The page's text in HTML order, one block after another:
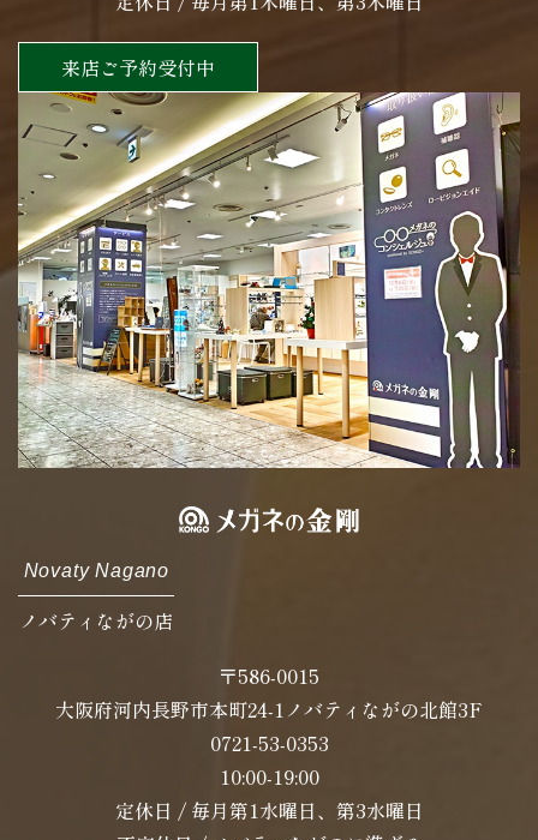
来店ご予約受付中
Novaty Nagano
ノバティながの店
〒586-0015
大阪府河内長野市本町24-1ノバティながの北館3F
0721-53-0353
10:00-19:00
定休日 / 毎月第1水曜日、第3水曜日